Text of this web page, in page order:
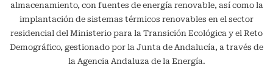
almacenamiento, con fuentes de energía renovable, así como la
implantación de sistemas térmicos renovables en el sector
residencial del Ministerio para la Transición Ecológica y el Reto
Demográfico, gestionado por la Junta de Andalucía, a través de
la Agencia Andaluza de la Energía.